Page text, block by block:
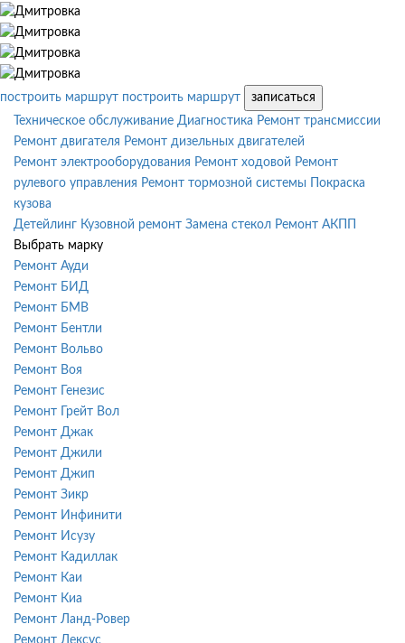
построить маршрут построить маршрут
записаться
Техническое обслуживание Диагностика Ремонт трансмиссии
Ремонт двигателя Ремонт дизельных двигателей
Ремонт электрооборудования Ремонт ходовой Ремонт
рулевого управления Ремонт тормозной системы
Покраска
кузова
Детейлинг Кузовной ремонт Замена стекол Ремонт АКПП
Выбрать марку
Ремонт Ауди
Ремонт БИД
Ремонт БМВ
Ремонт Бентли
Ремонт Вольво
Ремонт Воя
Ремонт Генезис
Ремонт Грейт Вол
Ремонт Джак
Ремонт Джили
Ремонт Джип
Ремонт Зикр
Ремонт Инфинити
Ремонт Исузу
Ремонт Кадиллак
Ремонт Каи
Ремонт Киа
Ремонт Ланд-Ровер
Ремонт Лексус